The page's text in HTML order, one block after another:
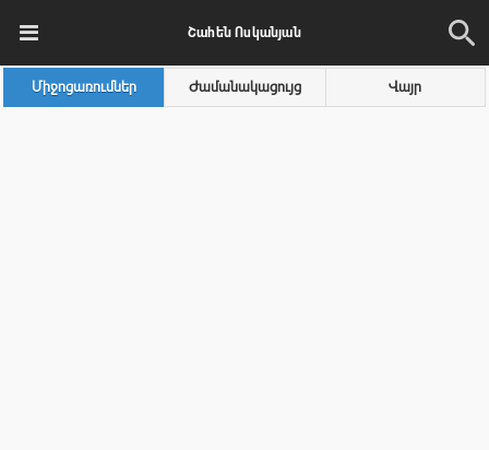
Շահեն Ոսկանյան
Միջոցառումներ Ժամանակացույց Վայր